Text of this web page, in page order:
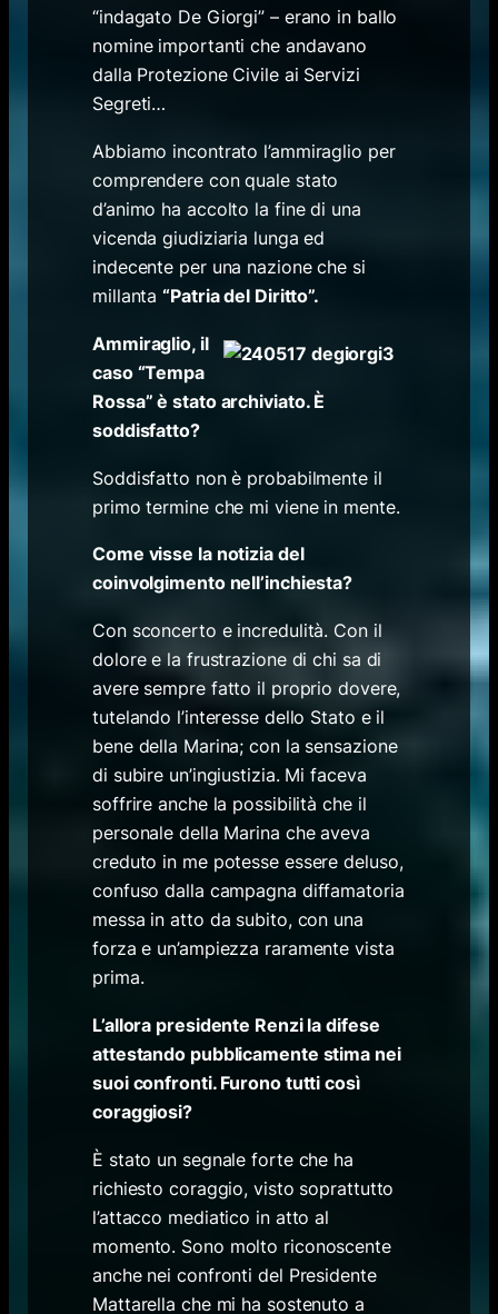
“indagato De Giorgi” – erano in ballo
nomine importanti che andavano
dalla Protezione Civile ai Servizi
Segreti…
Abbiamo incontrato l’ammiraglio per
comprendere con quale stato
d’animo ha accolto la fine di una
vicenda giudiziaria lunga ed
indecente per una nazione che si
millanta“Patria del Diritto”.
Ammiraglio, il
caso “Tempa
Rossa” è stato archiviato. È
soddisfatto?
Soddisfatto non è probabilmente il
primo termine che mi viene in mente.
Come visse la notizia del
coinvolgimento nell’inchiesta?
Con sconcerto e incredulità. Con il
dolore e la frustrazione di chi sa di
avere sempre fatto il proprio dovere,
tutelando l’interesse dello Stato e il
bene della Marina; con la sensazione
di subire un’ingiustizia. Mi faceva
soffrire anche la possibilità che il
personale della Marina che aveva
creduto in me potesse essere deluso,
confuso dalla campagna diffamatoria
messa in atto da subito, con una
forza e un’ampiezza raramente vista
prima.
L’allora presidente Renzi la difese
attestando pubblicamente stima nei
suoi confronti. Furono tutti così
coraggiosi?
È stato un segnale forte che ha
richiesto coraggio, visto soprattutto
l’attacco mediatico in atto al
momento. Sono molto riconoscente
anche nei confronti del Presidente
Mattarella che mi ha sostenuto a